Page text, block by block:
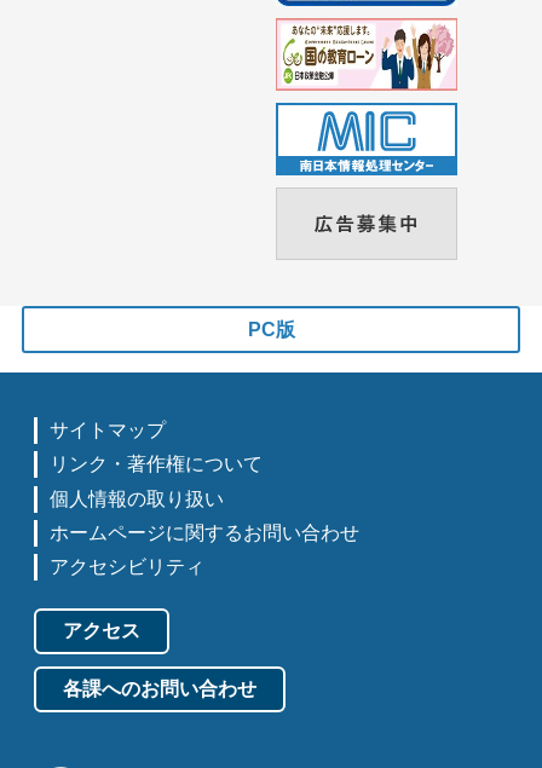
PC版
サイトマップ
リンク・著作権について
個人情報の取り扱い
ホームページに関するお問い合わせ
アクセシビリティ
アクセス
各課へのお問い合わせ